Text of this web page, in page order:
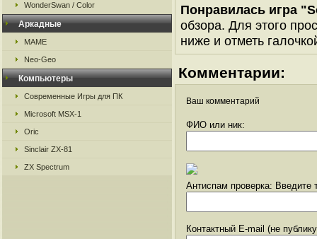
WonderSwan / Color
Аркадные
MAME
Neo-Geo
Компьютеры
Современные Игры для ПК
Microsoft MSX-1
Oric
Sinclair ZX-81
ZX Spectrum
Понравилась игра
обзора. Для этого
ниже и отметь
Комментарии:
Ваш комментарий
ФИО или ник:
Антиспам проверка: Введите
Контактный E-mail (не